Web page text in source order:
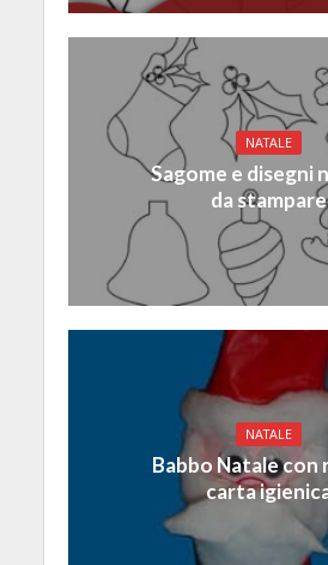
NATALE
Sagome e disegni
da stampare
NATALE
Babbo Natale
carta